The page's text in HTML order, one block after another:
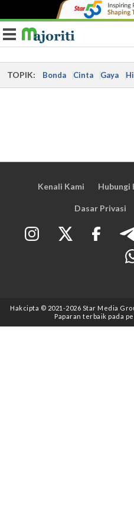
Toggle navigation
TOPIK: Bonda Cinta Gaya
Kenali Kami Hubungi
Dasar Privasi
Hakcipta © 2021 -2026 Star Media
Paparan terbaik pada